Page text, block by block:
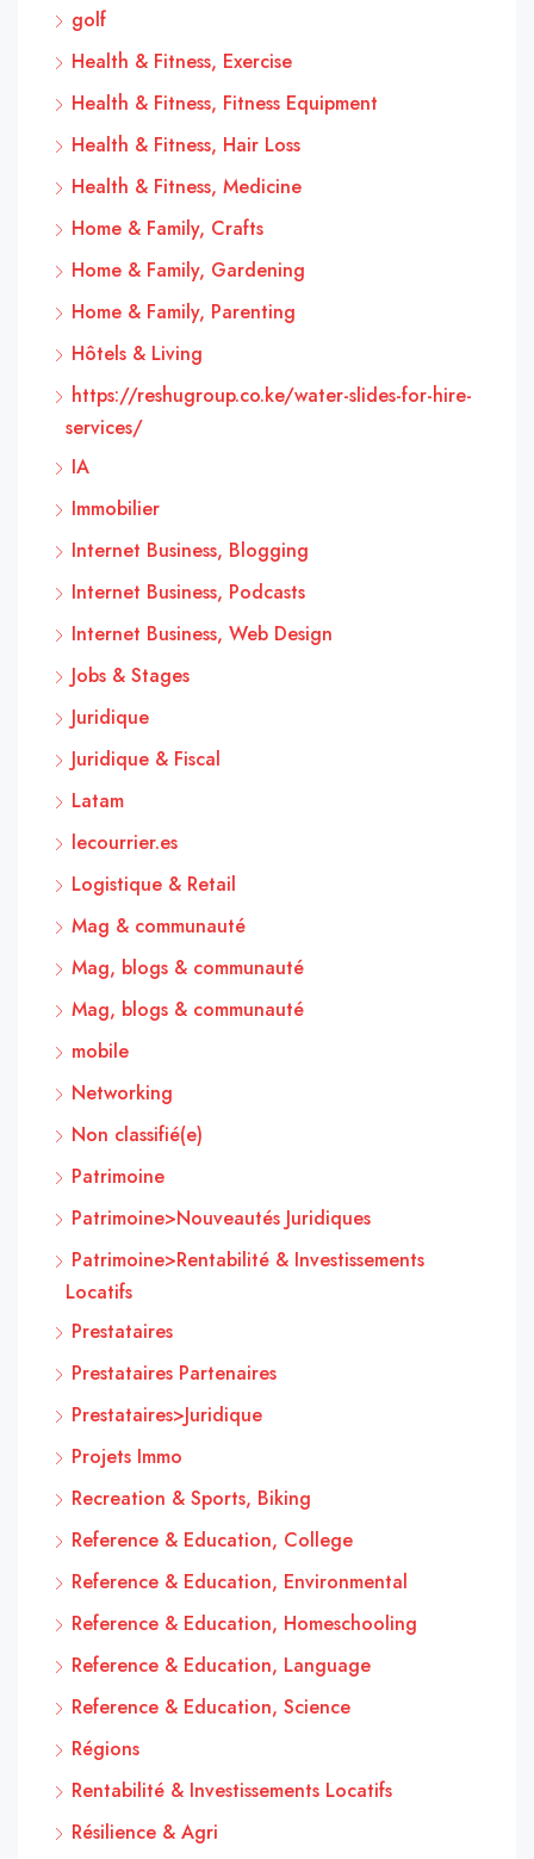
golf
Health & Fitness, Exercise
Health & Fitness, Fitness Equipment
Health & Fitness, Hair Loss
Health & Fitness, Medicine
Home & Family, Crafts
Home & Family, Gardening
Home & Family, Parenting
Hôtels & Living
https://reshugroup.co.ke/water-slides-for-hire-
services/
IA
Immobilier
Internet Business, Blogging
Internet Business, Podcasts
Internet Business, Web Design
Jobs & Stages
Juridique
Juridique & Fiscal
Latam
lecourrier.es
Logistique & Retail
Mag & communauté
Mag, blogs & communauté
Mag, blogs & communauté
mobile
Networking
Non classifié(e)
Patrimoine
Patrimoine>Nouveautés Juridiques
Patrimoine>Rentabilité & Investissements
Locatifs
Prestataires
Prestataires Partenaires
Prestataires>Juridique
Projets Immo
Recreation & Sports, Biking
Reference & Education, College
Reference & Education, Environmental
Reference & Education, Homeschooling
Reference & Education, Language
Reference & Education, Science
Régions
Rentabilité & Investissements Locatifs
Résilience & Agri